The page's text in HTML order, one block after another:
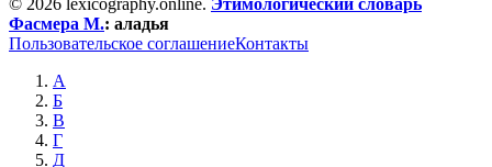
© 2026 lexicography.online. Этимологический словарь
Фасмера М.: аладья
Пользовательское соглашениеКонтакты
А
Б
В
Г
Д